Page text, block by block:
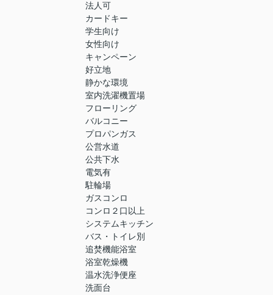
法人可
カードキー
学生向け
女性向け
キャンペーン
好立地
静かな環境
室内洗濯機置場
フローリング
バルコニー
プロパンガス
公営水道
公共下水
電気有
駐輪場
ガスコンロ
コンロ２口以上
システムキッチン
バス・トイレ別
追焚機能浴室
浴室乾燥機
温水洗浄便座
洗面台